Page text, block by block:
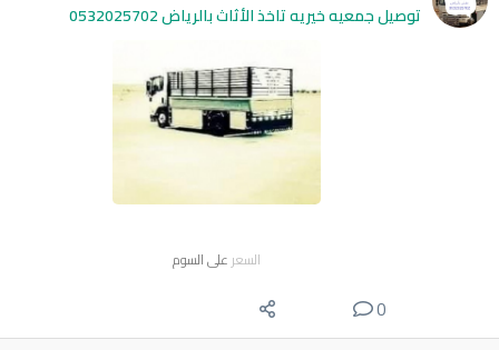
توصيل جمعيه خيريه تاخذ الأثاث بالرياض 0532025702
السعر على السوم
0